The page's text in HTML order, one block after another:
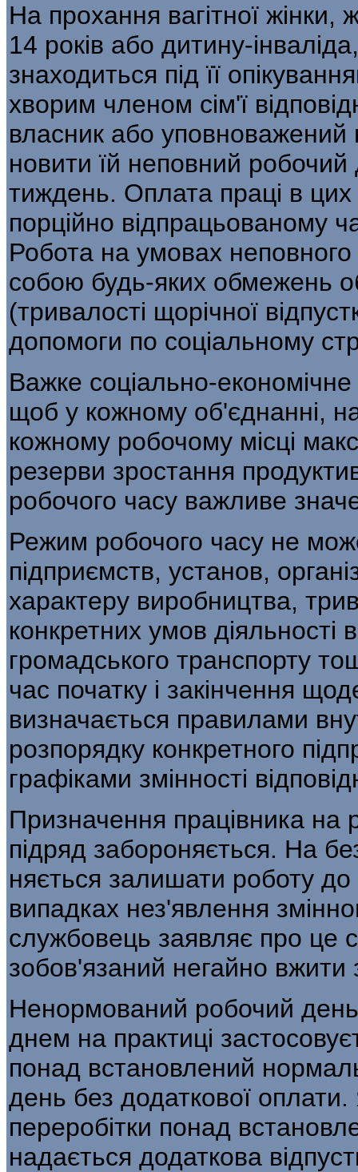
На прохання вагітної жінки,
14 років або дитину-
знаходиться під її
хворим членом сім'ї
власник або уповноважений
новити їй неповний
тиждень. Оплата праці в
порційно відпрацьованому
Робота на умовах
собою будь-яких обмежень
(тривалості щорічної
допомоги по соціальному
Важке соціально-
щоб у кожному об'єднанні,
кожному робочому місці
резерви зростання
робочого часу важливе
Режим робочого часу не
підприємств, установ,
характеру виробництва,
конкретних умов діяльності
громадського транспор­ту
час початку і закін­чення
визначається правилами
розпорядку конкретного
графіками змінності
Призначення працівника на
підряд забороняється. На
няється залишати роботу до
випадках нез'явлення
службовець заявляє про це
зобов'язаний негайно вжити
Ненормований робочий
днем на практиці
понад встановлений
день без додаткової
переробітки понад
надається додаткова